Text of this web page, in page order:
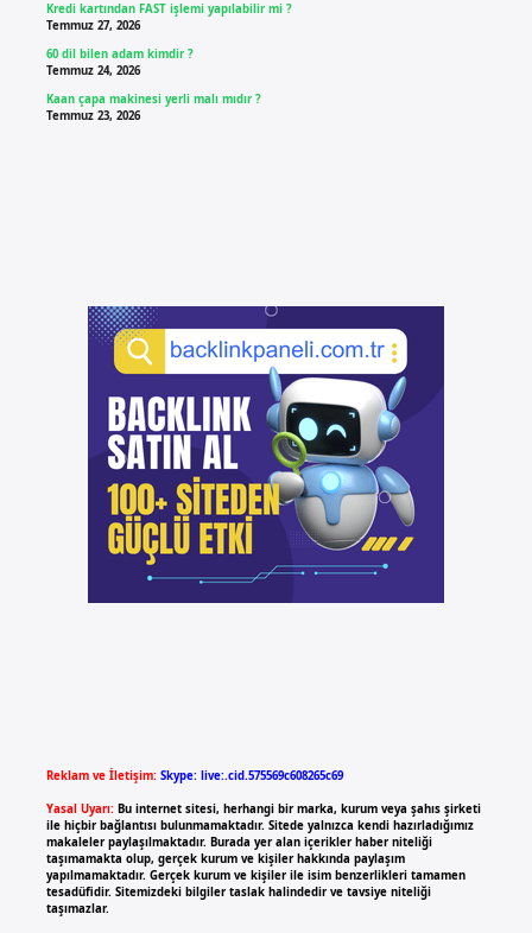
Kredi kartından FAST işlemi yapılabilir mi ?
Temmuz 27, 2026
60 dil bilen adam kimdir ?
Temmuz 24, 2026
Kaan çapa makinesi yerli malı mıdır ?
Temmuz 23, 2026
Reklam ve İletişim: Skype: live:.cid.575569c608265c69
Yasal Uyarı: Bu internet sitesi, herhangi bir marka, kurum veya şahıs şirketi
ile hiçbir bağlantısı bulunmamaktadır. Sitede yalnızca kendi hazırladığımız
makaleler paylaşılmaktadır. Burada yer alan içerikler haber niteliği
taşımamakta olup, gerçek kurum ve kişiler hakkında paylaşım
yapılmamaktadır. Gerçek kurum ve kişiler ile isim benzerlikleri tamamen
tesadüfidir. Sitemizdeki bilgiler taslak halindedir ve tavsiye niteliği
taşımazlar.